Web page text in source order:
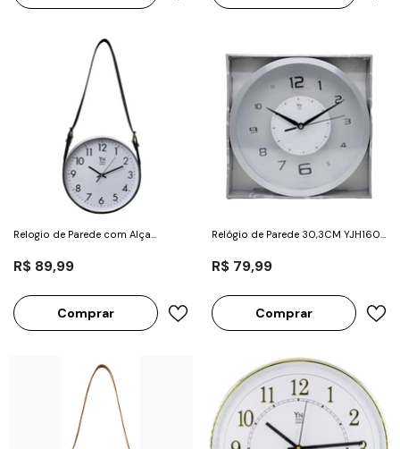
Relogio de Parede com Alça
R$ 89,99
Comprar
Relógio de Parede 30,3CM YJH1602
R$ 79,99
Comprar